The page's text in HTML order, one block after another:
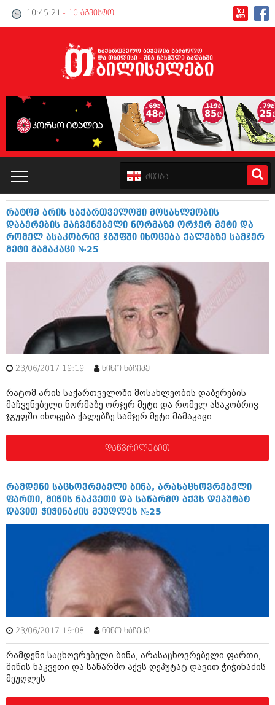
10:45:22 - 10 აგვისტო
პოლიტიკა
ინტერვიუები
ამბები
საზოგადოება
მოდი, ვილაპარაკოთ
რელიგია
მედიცინა
სპორტი
კულინარია
ავტორჩევები
ბელადები
ბიზნესსიახლეები
გვარები
თემიდას სასწორი
იუმორი
კატალოგი
პოლიტიკა
საზოგადოება
მოდი, ვილაპარაკოთ
მოდა + დიზაინი
რელიგია
მედიცინა
კადრს მიღმა
კულინარია
ავტორჩევები
ბიზნესსიახლეები
გვარები
თემიდას სასწორი
იუმორი
კალეიდოსკოპი
ჰოროსკოპი და შეუცნობელი
რატომ არის საქართველოში მოსახლეობის
დაბერების მაჩვენებელი ნორმაზე ორჯერ მეტი და
რომელ ასაკობრივ ჯგუფში იხოცება ქალებზე სამჯერ
მეტი მამაკაცი №25
23/06/2017 19:19 ნინო ხაჩიძე
რატომ არის საქართველოში მოსახლეობის დაბერების
მაჩვენებელი ნორმაზე ორჯერ მეტი და რომელ ასაკობრივ
ჯგუფში იხოცება ქალებზე სამჯერ მეტი მამაკაცი
დაწვრილებით
რამდენი საცხოვრებელი ბინა, არასაცხოვრებელი
ფართი, მიწის ნაკვეთი და საწარმო აქვს დეპუტატ
დავით ჭიჭინაძის მეუღლეს №25
23/06/2017 19:08 ნინო ხაჩიძე
რამდენი საცხოვრებელი ბინა, არასაცხოვრებელი ფართი,
მიწის ნაკვეთი და საწარმო აქვს დეპუტატ დავით ჭიჭინაძის
მეუღლეს